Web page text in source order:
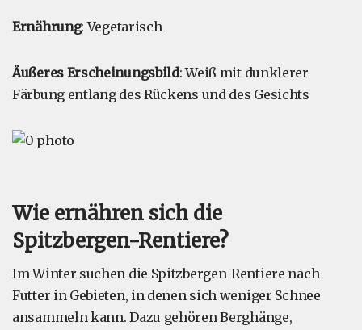
Ernährung: Vegetarisch
Äußeres Erscheinungsbild: Weiß mit dunklerer
Färbung entlang des Rückens und des Gesichts
Wie ernähren sich die
Spitzbergen-Rentiere?
Im Winter suchen die Spitzbergen-Rentiere nach
Futter in Gebieten, in denen sich weniger Schnee
ansammeln kann. Dazu gehören Berghänge,